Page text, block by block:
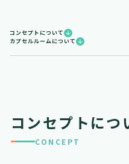
コンセプトについて
カプセルルームについて
コンセプトにつ
CONCEPT